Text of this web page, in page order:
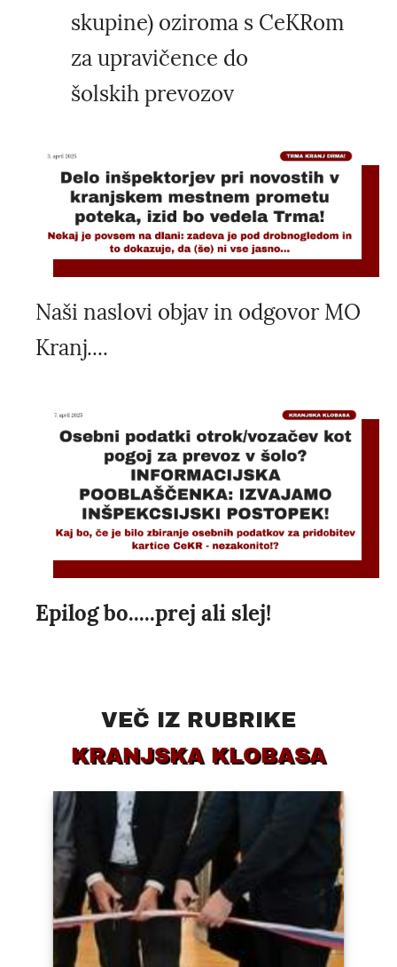
skupine) oziroma s CeKRom
za upravičence do
šolskih prevozov
Naši naslovi objav in odgovor MO
Kranj....
Epilog bo.....prej ali slej!
VEČ IZ RUBRIKE
KRANJSKA KLOBASA